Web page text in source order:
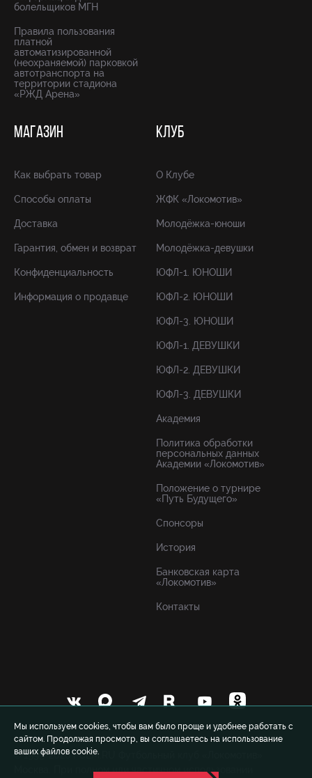
Мы используем cookies, чтобы вам было проще и удобнее работать с
сайтом. Продолжая просмотр, вы соглашаетесь на использование
ваших файлов cookie.
болельщиков МГН
Правила пользования
платной
автоматизированной
(неохраняемой) парковкой
автотранспорта на
территории стадиона
«РЖД Арена»
МАГАЗИН
Как выбрать товар
Способы оплаты
Доставка
Гарантия, обмен и возврат
Конфиденциальность
Информация о продавце
КЛУБ
О Клубе
ЖФК «Локомотив»
Молодёжка-юноши
Молодёжка-девушки
ЮФЛ-1. ЮНОШИ
ЮФЛ-2. ЮНОШИ
ЮФЛ-3. ЮНОШИ
ЮФЛ-1. ДЕВУШКИ
ЮФЛ-2. ДЕВУШКИ
ЮФЛ-3. ДЕВУШКИ
Академия
Политика обработки
персональных данных
Академии «Локомотив»
Положение о турнире
«Путь Будущего»
Спонсоры
История
Банковская карта
«Локомотив»
Контакты
© 1999-2026 FCLM.RU Футбольный клуб «Локомотив»
Москва. При полном или частичном использовании